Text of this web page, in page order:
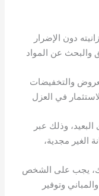
دون الإضرار
والبحث عن المواد
والتخفيضات
في العزل
وذلك عبر
الغير مجدية،
يجب على الشخص
وتوفير